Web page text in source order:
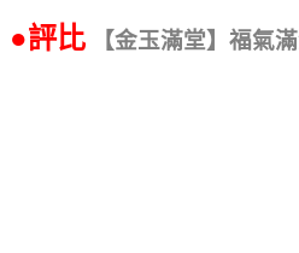
●評比 【金玉滿堂】福氣